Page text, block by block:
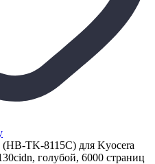
TK-8115C) для Kyocera
голубой, 6000 страниц